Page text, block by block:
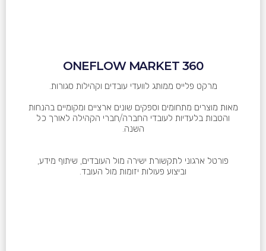
ONEFLOW MARKET 360
מרקט פלייס ממותג לוועדי עובדים וקהילות סגורות.
מאות מוצרים מתחומים וספקים שונים ארציים ומקומיים בהנחות
והטבות בלעדיות לעובדי החברה/חברי הקהילה לאורך כל
השנה.
פורטל ארגוני לתקשורת ישירה מול העובדים, שיתוף מידע,
וביצוע פעולות יזומות מול העובד.